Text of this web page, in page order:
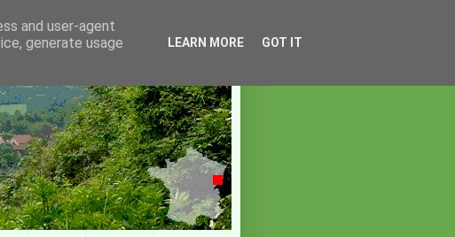
and user-agent
generate usage
LEARN MORE GOT IT